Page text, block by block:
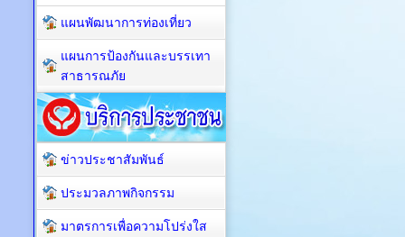
แผนพัฒนาการท่องเที่ยว
แผนการป้องกันและบรรเทา
สาธารณภัย
ข่าวประชาสัมพันธ์
ประมวลภาพกิจกรรม
มาตรการเพื่อความโปร่งใส